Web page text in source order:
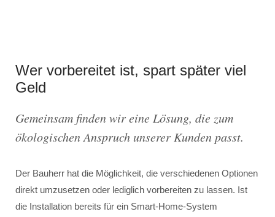
Wer vorbereitet ist, spart später viel
Geld
Gemeinsam finden wir eine Lösung, die zum
ökologischen Anspruch unserer Kunden passt.
Der Bauherr hat die Möglichkeit, die verschiedenen Optionen
direkt umzusetzen oder lediglich vorbereiten zu lassen. Ist
die Installation bereits für ein Smart-Home-System